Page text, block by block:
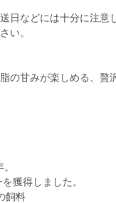
日などには十分に注意
い。
の甘みが楽しめる、贅
獲得しました。
飼料